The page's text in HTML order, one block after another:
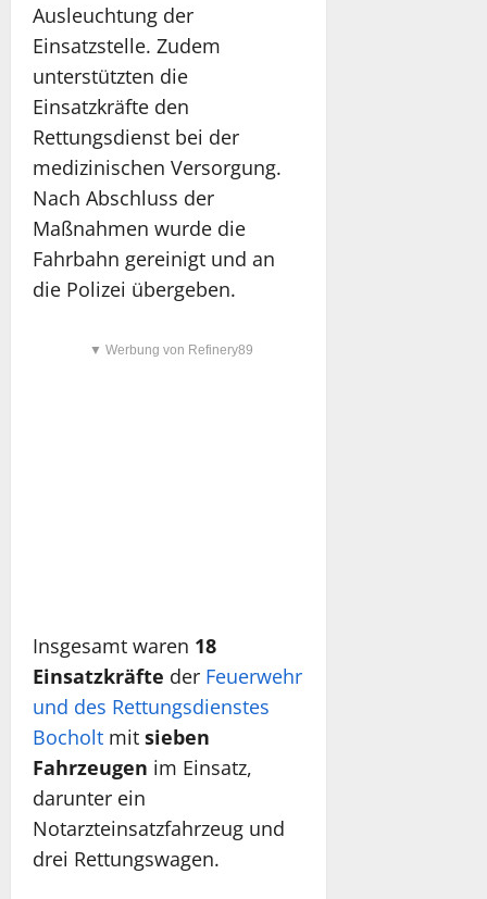
Ausleuchtung der
Einsatzstelle. Zudem
unterstützten die
Einsatzkräfte den
Rettungsdienst bei der
medizinischen Versorgung.
Nach Abschluss der
Maßnahmen wurde die
Fahrbahn gereinigt und an
die Polizei übergeben.
▼ Werbung von Refinery89
Insgesamt waren 18
Einsatzkräfte der Feuerwehr
und des Rettungsdienstes
Bocholt mit sieben
Fahrzeugen im Einsatz,
darunter ein
Notarzteinsatzfahrzeug und
drei Rettungswagen.